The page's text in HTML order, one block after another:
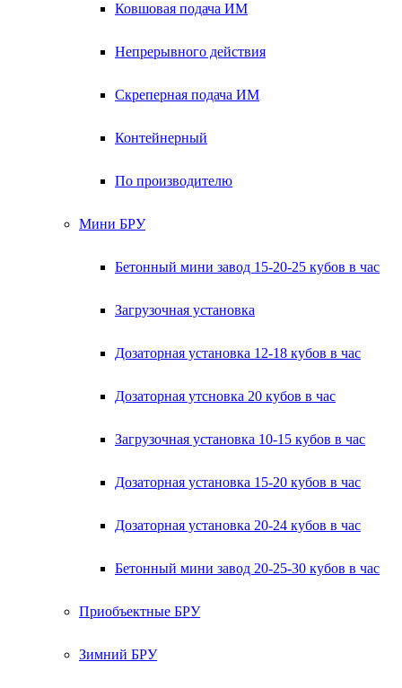
Ковшовая подача ИМ
Непрерывного действия
Скреперная подача ИМ
Контейнерный
По производителю
Мини БРУ
Бетонный мини завод 15-20-25 кубов в час
Загрузочная установка
Дозаторная установка 12-18 кубов в час
Дозаторная утсновка 20 кубов в час
Загрузочная установка 10-15 кубов в час
Дозаторная установка 15-20 кубов в час
Дозаторная установка 20-24 кубов в час
Бетонный мини завод 20-25-30 кубов в час
Приобъектные БРУ
Зимний БРУ